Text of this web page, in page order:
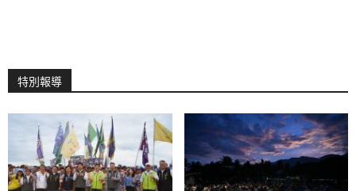
特別報導